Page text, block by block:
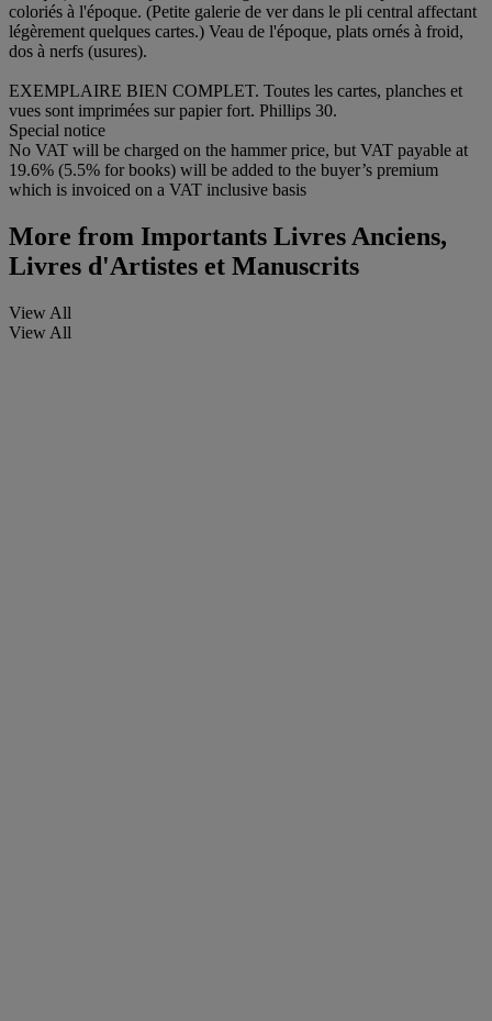
coloriés à l'époque. (Petite galerie de ver dans le pli central affectant
légèrement quelques cartes.) Veau de l'époque, plats ornés à froid,
dos à nerfs (usures).
EXEMPLAIRE BIEN COMPLET. Toutes les cartes, planches et
vues sont imprimées sur papier fort. Phillips 30.
Special notice
No VAT will be charged on the hammer price, but VAT payable at
19.6% (5.5% for books) will be added to the buyer’s premium
which is invoiced on a VAT inclusive basis
More from Importants Livres Anciens,
Livres d'Artistes et Manuscrits
View All
View All